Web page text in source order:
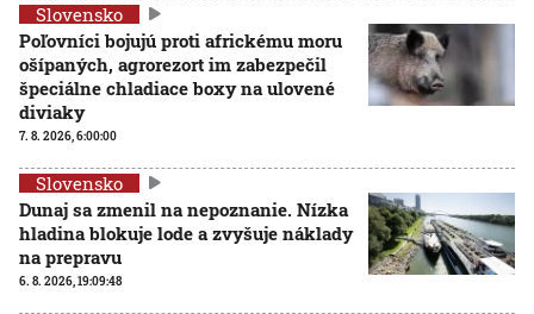
Slovensko
Poľovníci bojujú proti africkému moru
ošípaných, agrorezort im zabezpečil
špeciálne chladiace boxy na ulovené
diviaky
7. 8. 2026, 6:00:00
Slovensko
Dunaj sa zmenil na nepoznanie. Nízka
hladina blokuje lode a zvyšuje náklady
na prepravu
6. 8. 2026, 19:09:48